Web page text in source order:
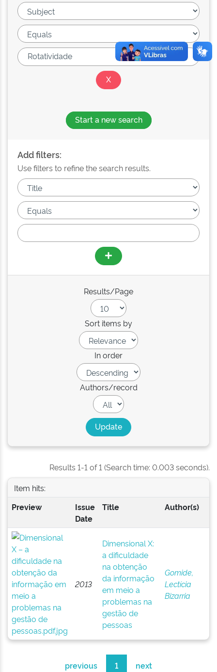
Start a new search
Add filters:
Use filters to refine the search results.
Results/Page
Sort items by
In order
Authors/record
Results 1-1 of 1 (Search time: 0.003 seconds).
Item hits:
Preview
Issue
Date
Title Author(s)
2013
Dimensional X:
a dificuldade
na obtenção
da informação
em meio a
problemas na
gestão de
pessoas
Gomide,
Lectícia
Bizarria
previous 1 next